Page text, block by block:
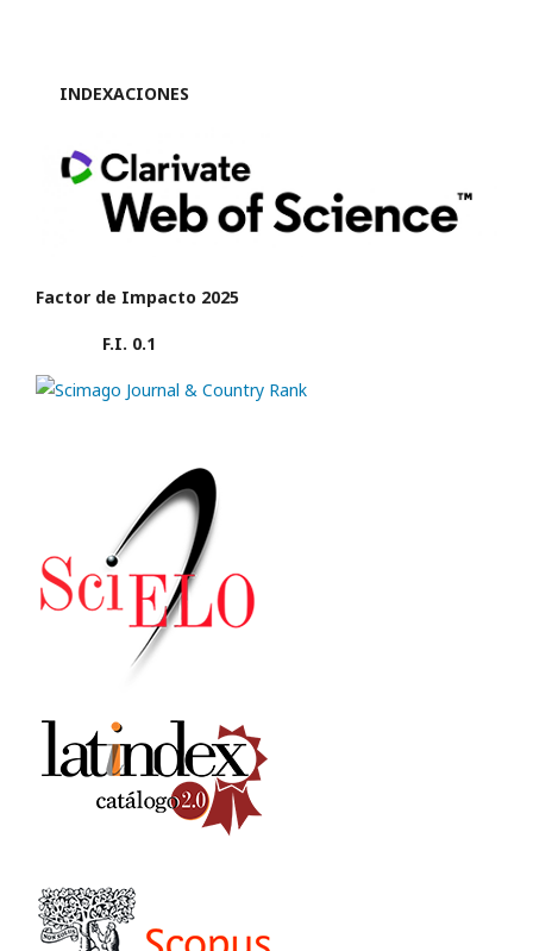
INDEXACIONES
Factor de Impacto 2025
F.I. 0.1